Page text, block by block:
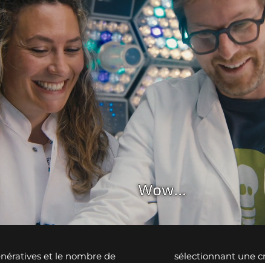
et le nombre de
sélectionnant une